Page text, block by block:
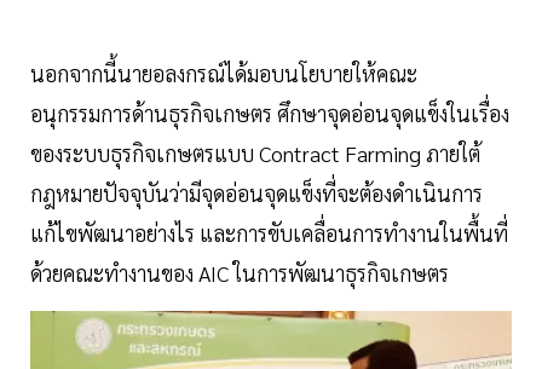
นอกจากนี้นายอลงกรณ์ได้มอบนโยบายให้คณะ
อนุกรรมการด้านธุรกิจเกษตร ศึกษาจุดอ่อนจุดแข็งในเรื่อง
ของระบบธุรกิจเกษตรแบบ Contract Farming ภายใต้
กฎหมายปัจจุบันว่ามีจุดอ่อนจุดแข็งที่จะต้องดำเนินการ
แก้ไขพัฒนาอย่างไร และการขับเคลื่อนการทำงานในพื้นที่
ด้วยคณะทำงานของ AIC ในการพัฒนาธุรกิจเกษตร